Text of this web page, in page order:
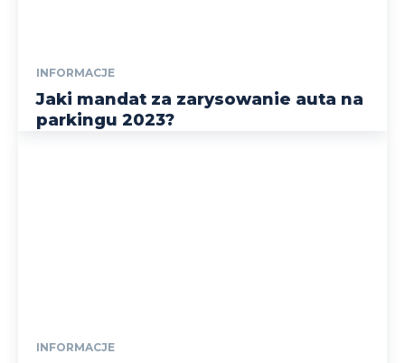
INFORMACJE
Jaki mandat za zarysowanie auta na
parkingu 2023?
INFORMACJE